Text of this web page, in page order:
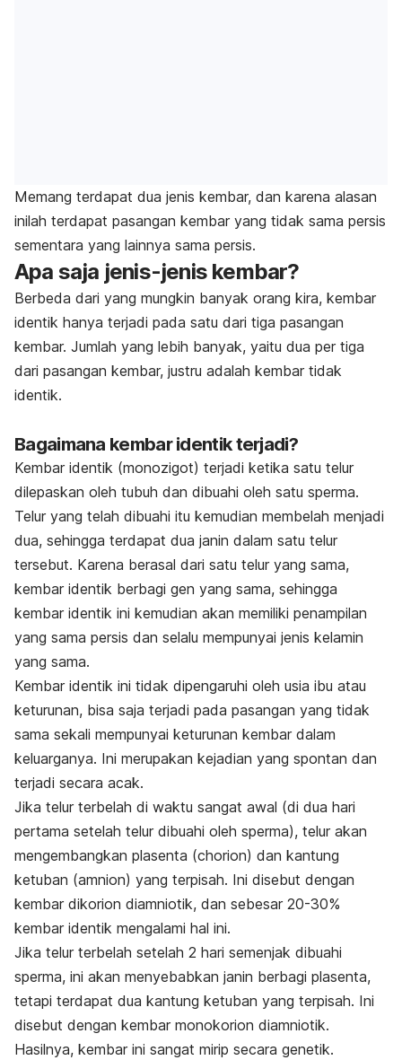
Memang terdapat dua jenis kembar, dan karena alasan
inilah terdapat pasangan kembar yang tidak sama persis
sementara yang lainnya sama persis.
Apa saja jenis-jenis kembar?
Berbeda dari yang mungkin banyak orang kira, kembar
identik hanya terjadi pada satu dari tiga pasangan
kembar. Jumlah yang lebih banyak, yaitu dua per tiga
dari pasangan kembar, justru adalah kembar tidak
identik.
Bagaimana kembar identik terjadi?
Kembar identik (monozigot) terjadi ketika satu telur
dilepaskan oleh tubuh dan dibuahi oleh satu sperma.
Telur yang telah dibuahi itu kemudian membelah menjadi
dua, sehingga terdapat dua janin dalam satu telur
tersebut. Karena berasal dari satu telur yang sama,
kembar identik berbagi gen yang sama, sehingga
kembar identik ini kemudian akan memiliki penampilan
yang sama persis dan selalu mempunyai jenis kelamin
yang sama.
Kembar identik ini tidak dipengaruhi oleh usia ibu atau
keturunan, bisa saja terjadi pada pasangan yang tidak
sama sekali mempunyai keturunan kembar dalam
keluarganya. Ini merupakan kejadian yang spontan dan
terjadi secara acak.
Jika telur terbelah di waktu sangat awal (di dua hari
pertama setelah telur dibuahi oleh sperma), telur akan
mengembangkan plasenta (chorion) dan kantung
ketuban (amnion) yang terpisah. Ini disebut dengan
kembar dikorion diamniotik, dan sebesar 20-30%
kembar identik mengalami hal ini.
Jika telur terbelah setelah 2 hari semenjak dibuahi
sperma, ini akan menyebabkan janin berbagi plasenta,
tetapi terdapat dua kantung ketuban yang terpisah. Ini
disebut dengan kembar monokorion diamniotik.
Hasilnya, kembar ini sangat mirip secara genetik.